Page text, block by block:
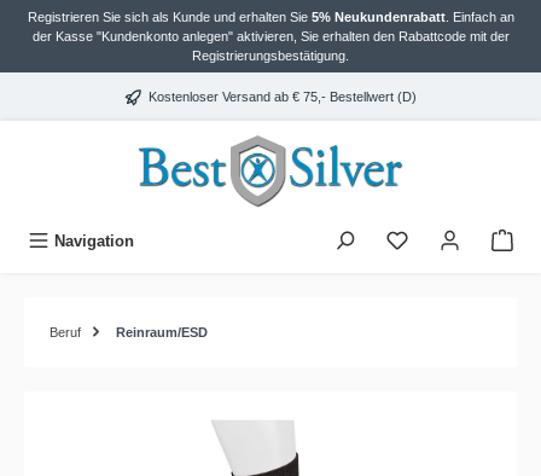
springen
Registrieren Sie sich als Kunde und erhalten Sie 5% Neukundenrabatt. Einfach an
der Kasse "Kundenkonto anlegen" aktivieren, Sie erhalten den Rabattcode mit der
Registrierungsbestätigung.
Kostenloser Versand ab € 75,- Bestellwert (D)
Navigation
Beruf Reinraum/ESD
Bildergalerie überspringen